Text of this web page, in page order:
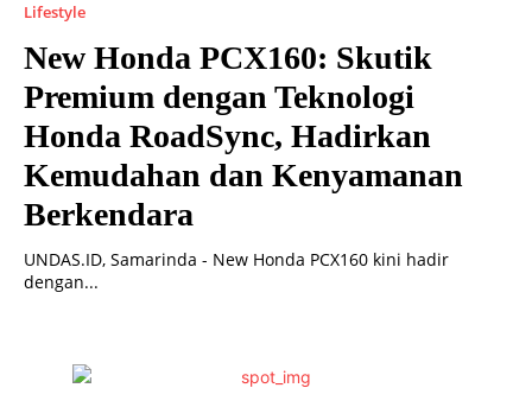
Lifestyle
New Honda PCX160: Skutik
Premium dengan Teknologi
Honda RoadSync, Hadirkan
Kemudahan dan Kenyamanan
Berkendara
UNDAS.ID, Samarinda - New Honda PCX160 kini hadir
dengan...